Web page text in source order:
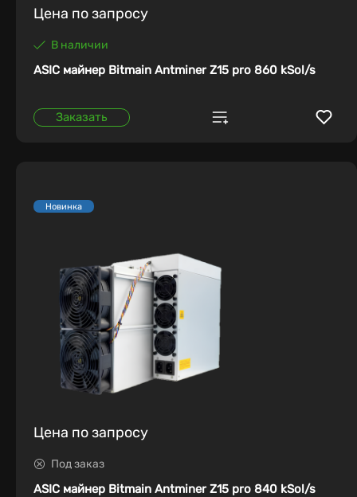
Цена по запросу
В наличии
ASIC майнер Bitmain Antminer Z15 pro 860 kSol/s
Заказать
Новинка
Цена по запросу
Под заказ
ASIC майнер Bitmain Antminer Z15 pro 840 kSol/s